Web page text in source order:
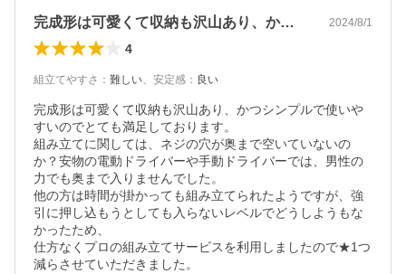
完成形は可愛くて収納も沢山あり、かつシ… 2024/8/1
4
組立てやすさ ： 難しい、 安定感 ： 良い
完成形は可愛くて収納も沢山あり、かつシンプルで使いや
すいのでとても満足しております。
組み立てに関しては、ネジの穴が奥まで空いていないの
か？安物の電動ドライバーや手動ドライバーでは、男性の
力でも奥まで入りませんでした。
他の方は時間が掛かっても組み立てられたようですが、強
引に押し込もうとしても入らないレベルでどうしようもな
かったため、
仕方なくプロの組み立てサービスを利用しましたので★1つ
減らさせていただきました。